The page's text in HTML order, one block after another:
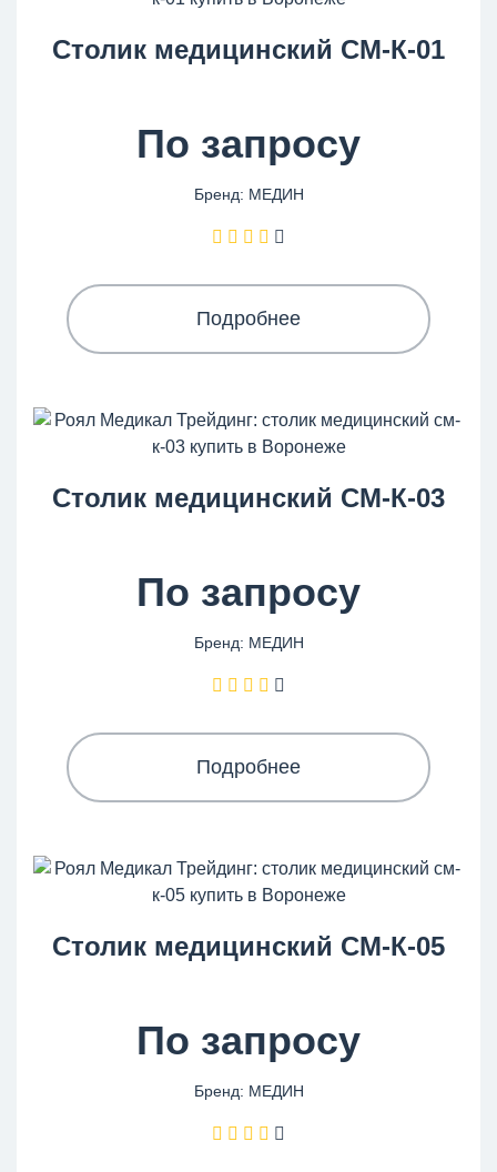
Столик медицинский СМ-К-01
По запросу
Бренд: МЕДИН
Подробнее
Столик медицинский СМ-К-03
По запросу
Бренд: МЕДИН
Подробнее
Столик медицинский СМ-К-05
По запросу
Бренд: МЕДИН